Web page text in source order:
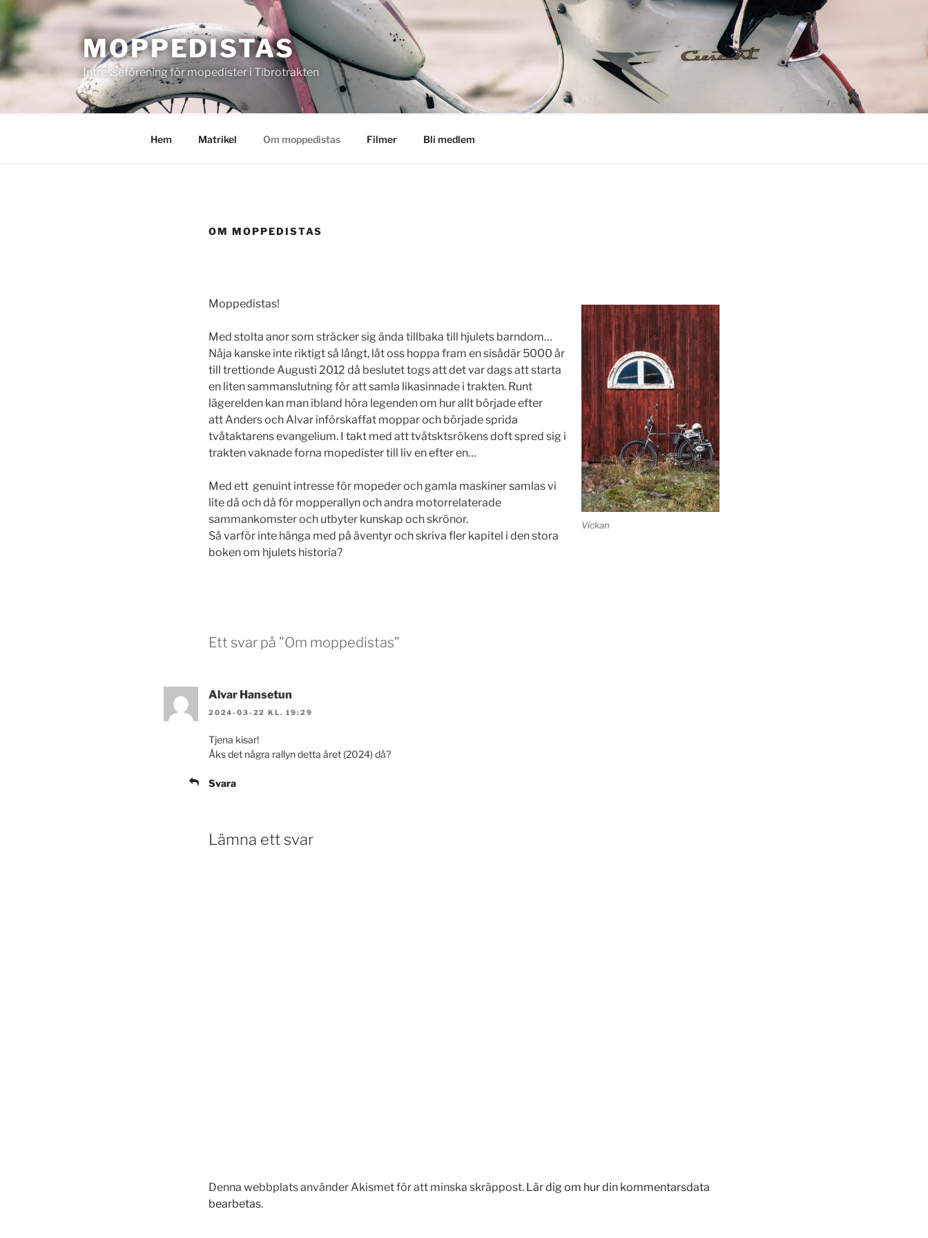
innehåll
MOPPEDISTAS
Intresseförening för mopedister i Tibrotrakten
Hem Matrikel Om moppedistas Filmer Bli medlem
OM MOPPEDISTAS
Vickan
Moppedistas!
Med stolta anor som sträcker sig ända tillbaka till hjulets barndom…
Nåja kanske inte riktigt så långt, låt oss hoppa fram en sisådär 5000 år
till trettionde Augusti 2012 då beslutet togs att det var dags att starta
en liten sammanslutning för att samla likasinnade i trakten. Runt
lägerelden kan man ibland höra legenden om hur allt började efter
att Anders och Alvar införskaffat moppar och började sprida
tvåtaktarens evangelium. I takt med att tvåtsktsrökens doft spred sig i
trakten vaknade forna mopedister till liv en efter en…
Med ett genuint intresse för mopeder och gamla maskiner samlas vi
lite då och då för mopperallyn och andra motorrelaterade
sammankomster och utbyter kunskap och skrönor.
Så varför inte hänga med på äventyr och skriva fler kapitel i den stora
boken om hjulets historia?
Ett svar på ”Om moppedistas”
Alvar Hansetun
2024-03-22 KL. 19:29
Tjena kisar!
Åks det några rallyn detta året (2024) då?
Svara
Lämna ett svar
Denna webbplats använder Akismet för att minska skräppost. Lär dig om hur din kommentarsdata
bearbetas.